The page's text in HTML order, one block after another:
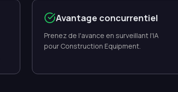
Avantage concurrentiel
Prenez de l'avance en surveillant l'IA
pour Construction Equipment.